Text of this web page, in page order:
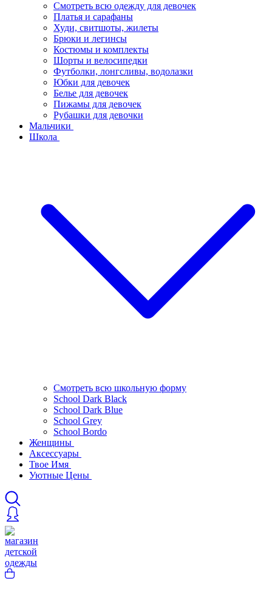
Смотреть всю одежду для девочек
Платья и сарафаны
Худи, свитшоты, жилеты
Брюки и легинсы
Костюмы и комплекты
Шорты и велосипедки
Футболки, лонгсливы, водолазки
Юбки для девочек
Белье для девочек
Пижамы для девочек
Рубашки для девочки
Мальчики
Школа
Смотреть всю школьную форму
School Dark Black
School Dark Blue
School Grey
School Bordo
Женщины
Аксессуары
Твое Имя
Уютные Цены